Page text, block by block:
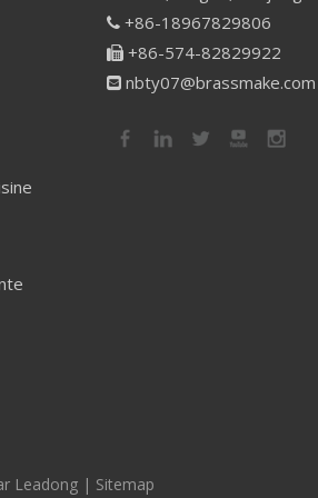
 +86-18967829806
 +86-574-82829922
 nbty07@brassmake.com
Leadong| Sitemap